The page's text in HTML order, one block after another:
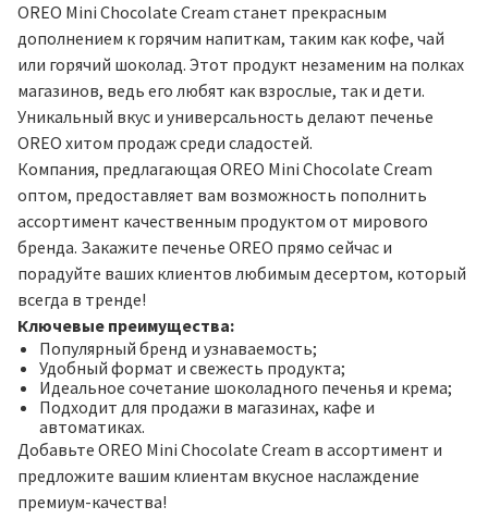
OREO Mini Chocolate Cream станет прекрасным
дополнением к горячим напиткам, таким как кофе, чай
или горячий шоколад. Этот продукт незаменим на полках
магазинов, ведь его любят как взрослые, так и дети.
Уникальный вкус и универсальность делают печенье
OREO хитом продаж среди сладостей.
Компания, предлагающая OREO Mini Chocolate Cream
оптом, предоставляет вам возможность пополнить
ассортимент качественным продуктом от мирового
бренда. Закажите печенье OREO прямо сейчас и
порадуйте ваших клиентов любимым десертом, который
всегда в тренде!
Ключевые преимущества:
Популярный бренд и узнаваемость;
Удобный формат и свежесть продукта;
Идеальное сочетание шоколадного печенья и крема;
Подходит для продажи в магазинах, кафе и
автоматиках.
Добавьте OREO Mini Chocolate Cream в ассортимент и
предложите вашим клиентам вкусное наслаждение
премиум-качества!